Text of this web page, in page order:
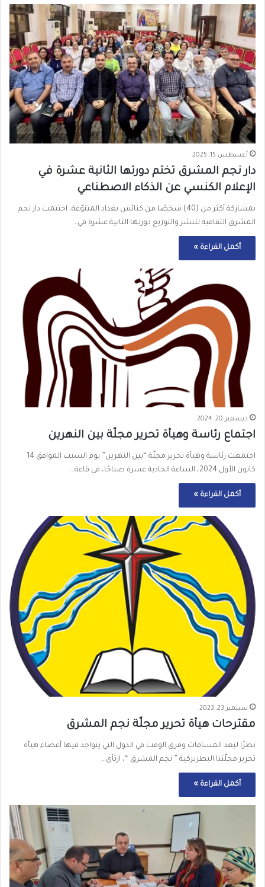
أغسطس 15, 2025
دار نجم المشرق تختم دورتها الثانية عشرة في
الإعلام الكنسي عن الذكاء الاصطناعي
بمشاركة أكثر من (40) شخصًا من كنائس بغداد المتنوّعة، اختتمت دار نجم
المشرق الثقافية للنشر والتوزيع دورتها الثانية عشرة في…
أكمل القراءة »
ديسمبر 20, 2024
اجتماع رئاسة وهيأة تحرير مجلّة بين النهرين
اجتمعت رئاسة وهيأة تحرير مجلّة “بين النهرين” يوم السبت الموافق 14
كانون الأول 2024، الساعة الحادية عشرة صباحًا، في قاعة…
أكمل القراءة »
سبتمبر 23, 2023
مقترحات هيأة تحرير مجلّة نجم المشرق
نظرًا لبعد المسافات وفرق الوقت في الدول التي يتواجد فيها أعضاء هيأة
تحرير مجلّتنا البطريركية ” نجم المشرق “، ارتأى…
أكمل القراءة »